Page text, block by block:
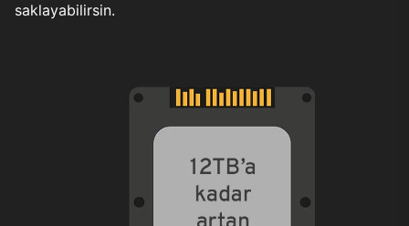
saklayabilirsin.